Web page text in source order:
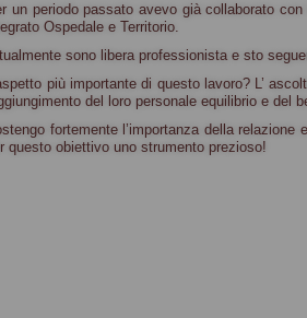
un periodo passato avevo già collaborato
Ospedale e Territorio.
sono libera professionista e sto
più importante di questo lavoro? L’
del loro personale equilibrio e del
fortemente l’importanza della relazione
questo obiettivo unostrumento prezioso!